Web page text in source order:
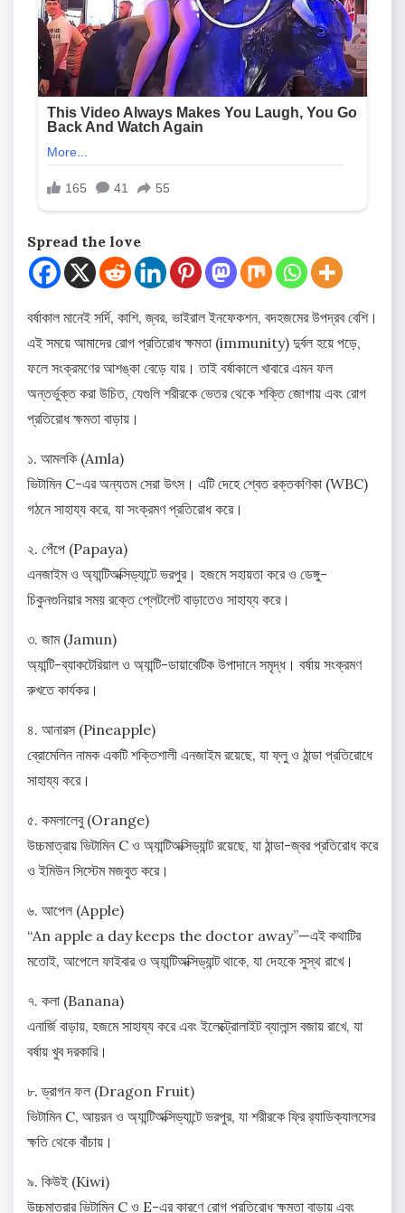
Spread the love
বর্ষাকাল মানেই সর্দি, কাশি, জ্বর, ভাইরাল ইনফেকশন, বদহজমের উপদ্রব বেশি।
এই সময়ে আমাদের রোগ প্রতিরোধ ক্ষমতা (immunity) দুর্বল হয়ে পড়ে,
ফলে সংক্রমণের আশঙ্কা বেড়ে যায়। তাই বর্ষাকালে খাবারে এমন ফল
অন্তর্ভুক্ত করা উচিত, যেগুলি শরীরকে ভেতর থেকে শক্তি জোগায় এবং রোগ
প্রতিরোধ ক্ষমতা বাড়ায়।
১. আমলকি (Amla)
ভিটামিন C-এর অন্যতম সেরা উৎস। এটি দেহে শ্বেত রক্তকণিকা (WBC)
গঠনে সাহায্য করে, যা সংক্রমণ প্রতিরোধ করে।
২. পেঁপে (Papaya)
এনজাইম ও অ্যান্টিঅক্সিড্যান্টে ভরপুর। হজমে সহায়তা করে ও ডেঙ্গু-
চিকুনগুনিয়ার সময় রক্তে প্লেটলেট বাড়াতেও সাহায্য করে।
৩. জাম (Jamun)
অ্যান্টি-ব্যাকটেরিয়াল ও অ্যান্টি-ডায়াবেটিক উপাদানে সমৃদ্ধ। বর্ষায় সংক্রমণ
রুখতে কার্যকর।
৪. আনারস (Pineapple)
ব্রোমেলিন নামক একটি শক্তিশালী এনজাইম রয়েছে, যা ফ্লু ও ঠান্ডা প্রতিরোধে
সাহায্য করে।
৫. কমলালেবু (Orange)
উচ্চমাত্রায় ভিটামিন C ও অ্যান্টিঅক্সিড্যান্ট রয়েছে, যা ঠান্ডা-জ্বর প্রতিরোধ করে
ও ইমিউন সিস্টেম মজবুত করে।
৬. আপেল (Apple)
“An apple a day keeps the doctor away”—এই কথাটির
মতোই, আপেলে ফাইবার ও অ্যান্টিঅক্সিড্যান্ট থাকে, যা দেহকে সুস্থ রাখে।
৭. কলা (Banana)
এনার্জি বাড়ায়, হজমে সাহায্য করে এবং ইলেক্ট্রোলাইট ব্যালান্স বজায় রাখে, যা
বর্ষায় খুব দরকারি।
৮. ড্রাগন ফল (Dragon Fruit)
ভিটামিন C, আয়রন ও অ্যান্টিঅক্সিড্যান্টে ভরপুর, যা শরীরকে ফ্রি র‍্যাডিক্যালসের
ক্ষতি থেকে বাঁচায়।
৯. কিউই (Kiwi)
উচ্চমাত্রার ভিটামিন C ও E-এর কারণে রোগ প্রতিরোধ ক্ষমতা বাড়ায় এবং